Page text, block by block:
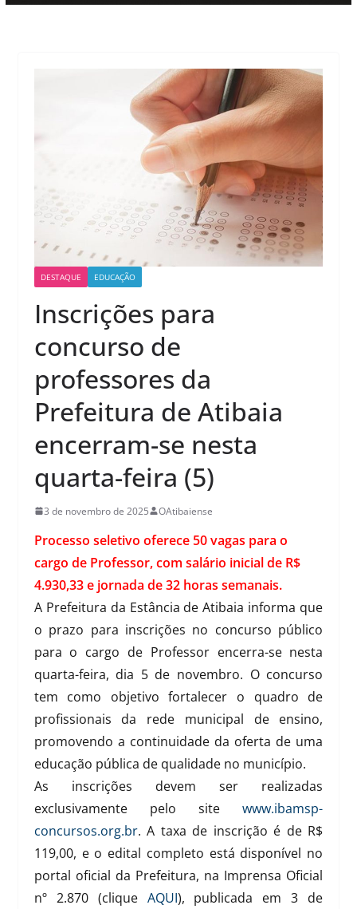
DESTAQUE EDUCAÇÃO
Inscrições para
concurso de
professores da
Prefeitura de Atibaia
encerram-se nesta
quarta-feira (5)
3 de novembro de 2025 OAtibaiense
Processo seletivo oferece 50 vagas para o
cargo de Professor, com salário inicial de R$
4.930,33 e jornada de 32 horas semanais.
A Prefeitura da Estância de Atibaia informa que
o prazo para inscrições no concurso público
para o cargo de Professor encerra-se nesta
quarta-feira, dia 5 de novembro. O concurso
tem como objetivo fortalecer o quadro de
profissionais da rede municipal de ensino,
promovendo a continuidade da oferta de uma
educação pública de qualidade no município.
As inscrições devem ser realizadas
exclusivamente pelo site www.ibamsp-
concursos.org.br. A taxa de inscrição é de R$
119,00, e o edital completo está disponível no
portal oficial da Prefeitura, na Imprensa Oficial
nº 2.870 (clique AQUI), publicada em 3 de